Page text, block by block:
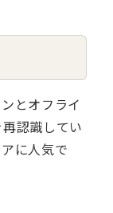
とオフライ
認識してい
に人気で